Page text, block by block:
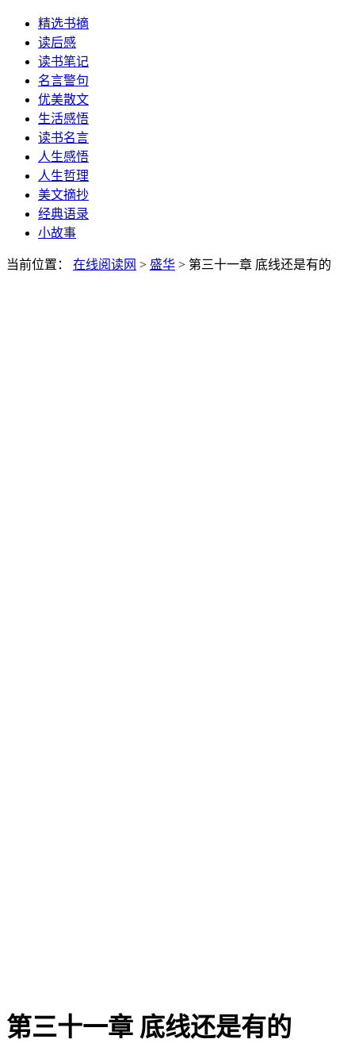
精选书摘
读后感
读书笔记
名言警句
优美散文
生活感悟
读书名言
人生感悟
人生哲理
美文摘抄
经典语录
小故事
当前位置： 在线阅读网 > 盛华 > 第三十一章 底线还是有的
第三十一章 底线还是有的